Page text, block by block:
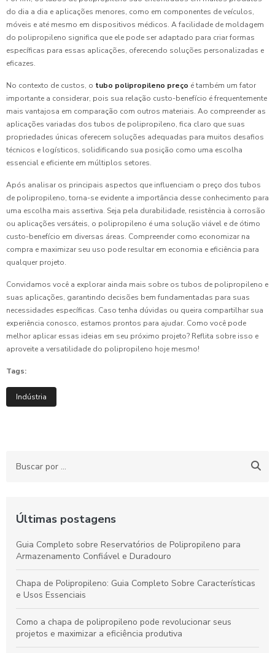
do dia a dia e aplicações menores, como em componentes de veículos,
móveis e até mesmo em dispositivos médicos. A facilidade de moldagem
do polipropileno significa que ele pode ser adaptado para criar formas
específicas para essas aplicações, oferecendo soluções personalizadas e
eficazes.
No contexto de custos, o tubo polipropileno preço é também um fator
importante a considerar, pois sua relação custo-benefício é frequentemente
mais vantajosa em comparação com outros materiais. Ao compreender as
aplicações variadas dos tubos de polipropileno, fica claro que suas
propriedades únicas oferecem soluções adequadas para muitos desafios
técnicos e logísticos, solidificando sua posição como uma escolha
essencial e eficiente em múltiplos setores.
Após analisar os principais aspectos que influenciam o preço dos tubos
de polipropileno, torna-se evidente a importância desse conhecimento para
uma escolha mais assertiva. Seja pela durabilidade, resistência à corrosão
ou aplicações versáteis, o polipropileno é uma solução viável e de ótimo
custo-benefício em diversas áreas. Compreender como economizar na
compra e maximizar seu uso pode resultar em economia e eficiência para
qualquer projeto.
Convidamos você a explorar ainda mais sobre os tubos de polipropileno e
suas aplicações, garantindo decisões bem fundamentadas para suas
necessidades específicas. Caso tenha dúvidas ou queira compartilhar sua
experiência conosco, estamos prontos para ajudar. Como você pode
melhor aplicar essas ideias em seu próximo projeto? Reflita sobre isso e
aproveite a versatilidade do polipropileno hoje mesmo!
Tags:
Indústria
Últimas postagens
Guia Completo sobre Reservatórios de Polipropileno para
Armazenamento Confiável e Duradouro
Chapa de Polipropileno: Guia Completo Sobre Características
e Usos Essenciais
Como a chapa de polipropileno pode revolucionar seus
projetos e maximizar a eficiência produtiva